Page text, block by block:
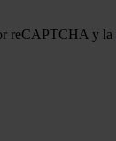
reCAPTCHA y la